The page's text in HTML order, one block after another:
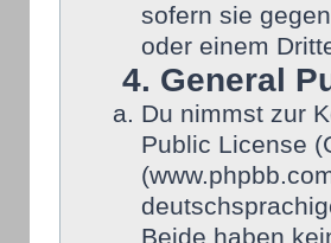
sofern sie
oder einem
4. General
Du nimmst zur
Public License
Beide haben